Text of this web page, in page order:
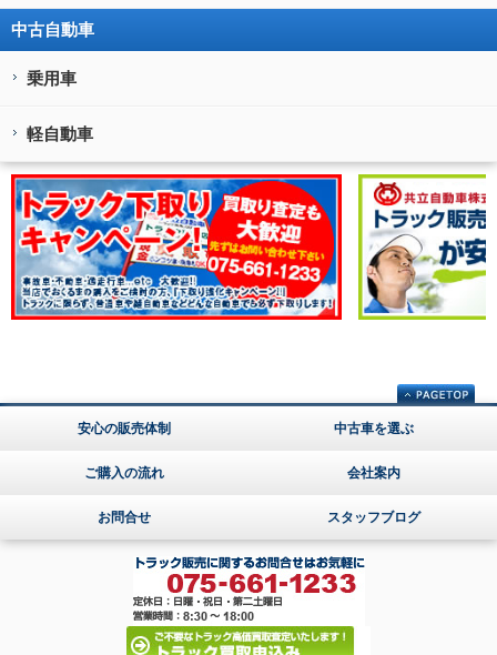
中古自動車
乗用車
軽自動車
安心の販売体制 中古車を選ぶ
ご購入の流れ 会社案内
お問合せ スタッフブログ